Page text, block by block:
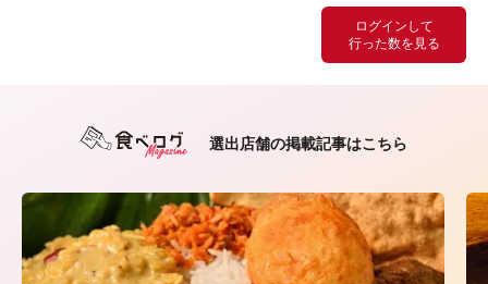
ログインして
行った数を見る
選出店舗の掲載記事はこちら